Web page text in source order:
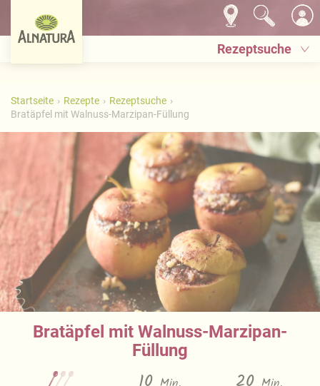
Rezeptsuche
Startseite Rezepte
Rezeptsuche
Bratäpfel mit Walnuss-Marzipan-Füllung
Bratäpfel mit Walnuss-Marzipan-
Füllung